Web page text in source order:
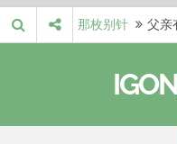
Skip
to
那枚别针
父亲
自己的生活和命…
梁冬 |…
梁冬：
理，完成了一次
梁冬 |…
梁冬